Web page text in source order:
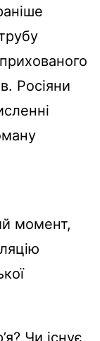
Росіяни
момент,
Чи існує